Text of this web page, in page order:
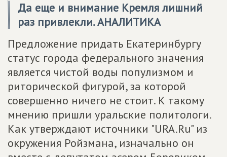
Да еще и внимание Кремля лишний
раз привлекли. АНАЛИТИКА
Предложение придать Екатеринбургу
статус города федерального значения
является чистой воды популизмом и
риторической фигурой, за которой
совершенно ничего не стоит. К такому
мнению пришли уральские политологи.
Как утверждают источники "URA.Ru" из
окружения Ройзмана, изначально он